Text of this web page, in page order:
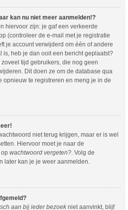
kan nu niet meer aanmelden!?
hiervoor zijn: je gaf een verkeerde
(controleer de e-mail met je registratie
je account verwijderd om één of andere
is, heb je dan ooit een bericht geplaatst?
tijd gebruikers, die nog geen
Dit doen ze om de database qua
opnieuw te registreren en meng je in de
niet terug krijgen, maar er is wel
Hiervoor moet je naar de
op wachtwoord vergeten? . Volg de
later kan je je weer aanmelden.
aan bij ieder bezoek niet aanvinkt, blijf